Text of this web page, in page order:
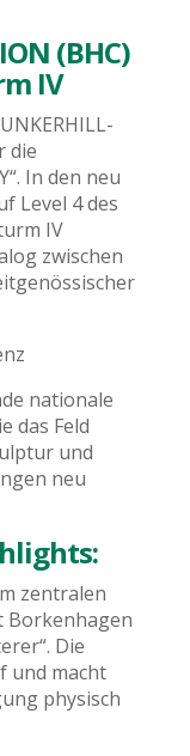
(BHC)
IV
die
In den neu
Level 4 des
IV
zwischen
nationale
das Feld
und
neu
zentralen
Borkenhagen
Die
und macht
physisch